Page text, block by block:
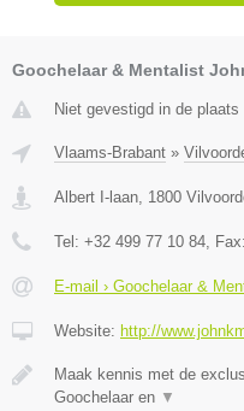
Goochelaar & Mentalist
Niet gevestigd in de plaats
Vlaams-Brabant »
Albert I-laan 1800
Tel: +32 499 77 10 84 , Fax:
E-mail › Goochelaar &
Website: http://
Maak kennis met de
Goochelaar en ▼